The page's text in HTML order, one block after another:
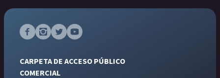
CARPETA DE ACCESO PÚBLICO
COMERCIAL